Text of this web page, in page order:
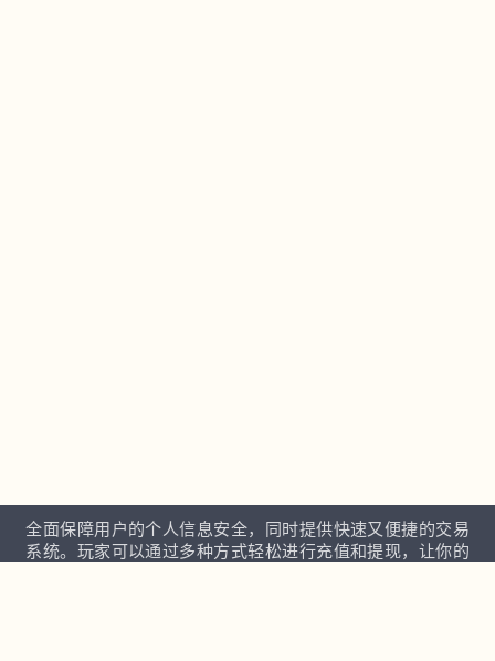
全面保障用户的个人信息安全，同时提供快速又便捷的交易
系统。玩家可以通过多种方式轻松进行充值和提现，让你的